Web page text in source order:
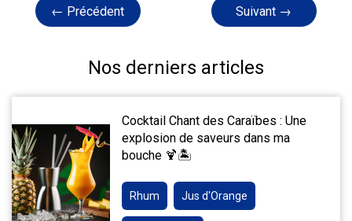
← Précédent Suivant →
Nos derniers articles
Cocktail Chant des Caraïbes : Une
explosion de saveurs dans ma
bouche 🍹🏝️
Rhum Jus d'Orange